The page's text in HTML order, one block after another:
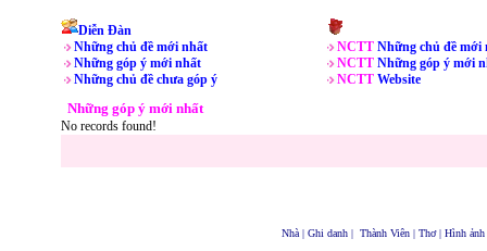
Diễn Đàn
Những chủ đề mới nhất
Những góp ý mới nhất
Những chủ đề chưa góp ý
NCTT Những chủ đề mới
NCTT Những góp ý mới
NCTT Website
Những góp ý mới nhất
No records found!
Nhà | Ghi danh | Thành Viên | Thơ| Hình ảnh